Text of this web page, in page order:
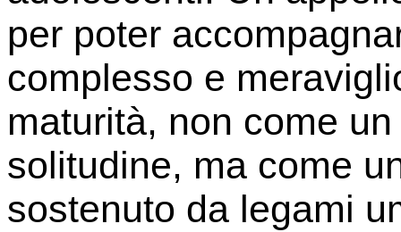
per poter
complesso e
maturità, non come
solitudine, ma come
sostenuto da legami